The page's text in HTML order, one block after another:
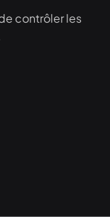
contrôler les